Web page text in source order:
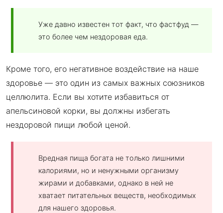
Уже давно известен тот факт, что фастфуд —
это более чем нездоровая еда.
Кроме того, его негативное воздействие на наше
здоровье — это один из самых важных союзников
целлюлита. Если вы хотите избавиться от
апельсиновой корки, вы должны избегать
нездоровой пищи любой ценой.
Вредная пища богата не только лишними
калориями, но и ненужными организму
жирами и добавками, однако в ней не
хватает питательных веществ, необходимых
для нашего здоровья.